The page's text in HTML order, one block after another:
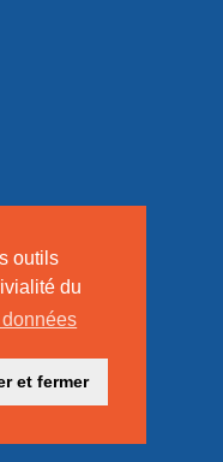
outils
du
et fermer